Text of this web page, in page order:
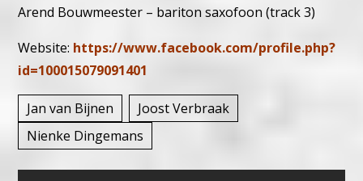
Arend Bouwmeester – bariton saxofoon (track 3)
Website: https://www.facebook.com/profile.php?
id=100015079091401
Jan van Bijnen
Joost Verbraak
Nienke Dingemans